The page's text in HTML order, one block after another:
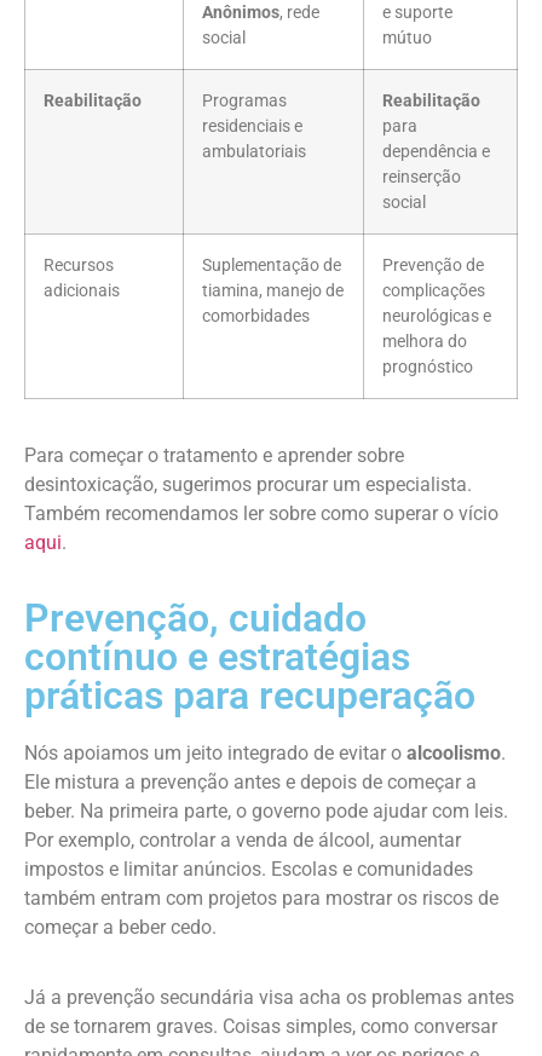
Anônimos, rede
social
e suporte
mútuo
Reabilitação
Programas
residenciais e
ambulatoriais
Reabilitação
para
dependência e
reinserção
social
Recursos
adicionais
Suplementação de
tiamina, manejo de
comorbidades
Prevenção de
complicações
neurológicas e
melhora do
prognóstico
Para começar o tratamento e aprender sobre
desintoxicação, sugerimos procurar um especialista.
Também recomendamos ler sobre como superar o vício
aqui.
Prevenção, cuidado
contínuo e estratégias
práticas para recuperação
Nós apoiamos um jeito integrado de evitar o alcoolismo.
Ele mistura a prevenção antes e depois de começar a
beber. Na primeira parte, o governo pode ajudar com leis.
Por exemplo, controlar a venda de álcool, aumentar
impostos e limitar anúncios. Escolas e comunidades
também entram com projetos para mostrar os riscos de
começar a beber cedo.
Já a prevenção secundária visa acha os problemas antes
de se tornarem graves. Coisas simples, como conversar